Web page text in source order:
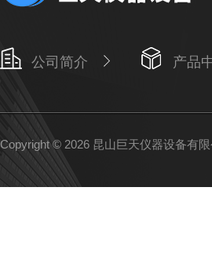
公司简介 产品
Copyright © 2026 昆山巨天仪器设备有